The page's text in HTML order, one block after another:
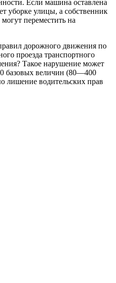
Если машина оставлена
уборке улицы, а собственник
переместить на
дорожного движения по
проезда транспортного
Такое нарушение может
базовых величин (80—400
лишение водительских прав